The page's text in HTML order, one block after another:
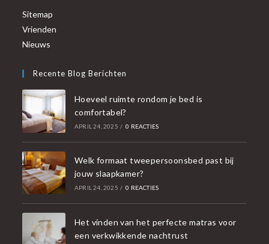
Sitemap
Vrienden
Nieuws
Recente Blog Berichten
Hoeveel ruimte rondom je bed is
comfortabel?
APRIL 24, 2025 / 0 REACTIES
Welk formaat tweepersoonsbed past bij
jouw slaapkamer?
APRIL 24, 2025 / 0 REACTIES
Het vinden van het perfecte matras voor
een verkwikkende nachtrust